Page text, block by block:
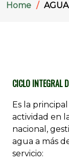
Home
CICLO INTEGRAL
Es la
actividad en
nacional,
agua a más
servicio: